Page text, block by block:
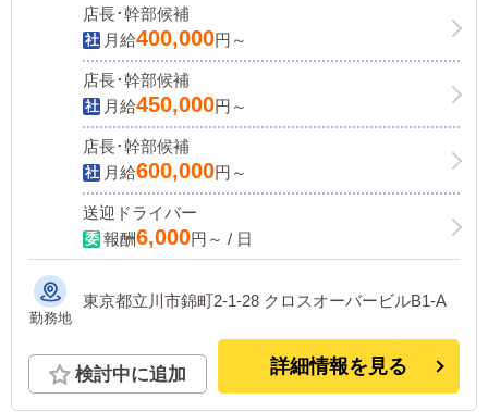
店長･幹部候補
月給400,000円～
店長･幹部候補
月給450,000円～
店長･幹部候補
月給600,000円～
送迎ドライバー
報酬6,000円～ / 日
勤務地
東京都立川市錦町2-1-28 クロスオーバービルB1-A
検討中に追加 詳細情報を見る